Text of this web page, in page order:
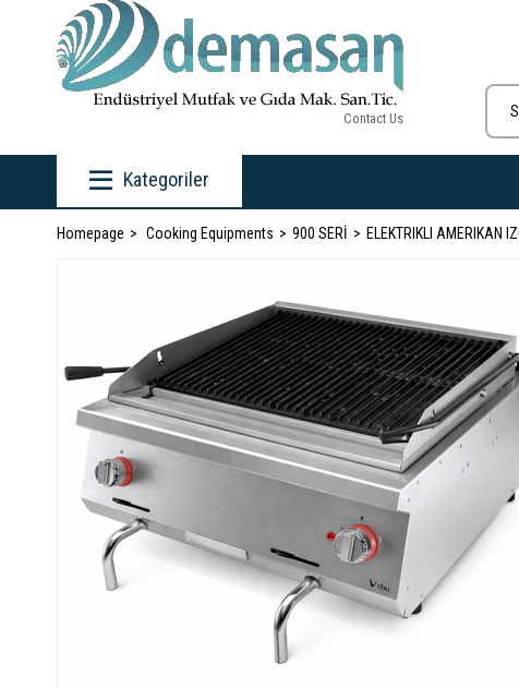
Contact Us
Kategoriler
Homepage Cooking Equipments 900 SERİ ELEKTRIKLI AMERIKAN